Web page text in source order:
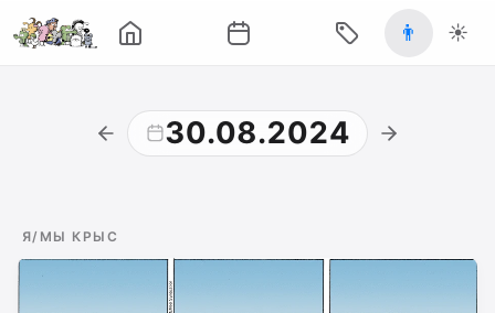
👨 ☀️
30.08.2024
Я/МЫ КРЫС